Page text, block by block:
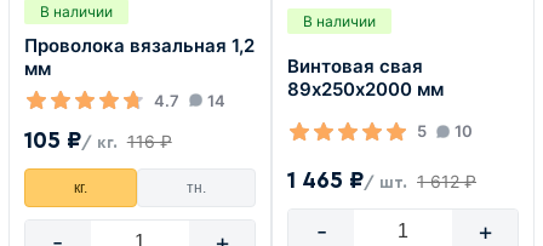
В наличии
Проволока вязальная 1,2
мм
4.7 14
105 ₽/ кг. 116 ₽
кг. тн.
В наличии
Винтовая свая
89х250х2000 мм
5 10
1 465 ₽/ шт. 1 612 ₽
- +